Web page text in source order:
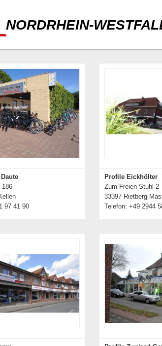
NORDRHEIN-
186
97 41 90
zum Händler
Profile Eickhölter
Zum Freien Stuhl 2
33397 Rietberg-
Telefon: +49 2944
Details